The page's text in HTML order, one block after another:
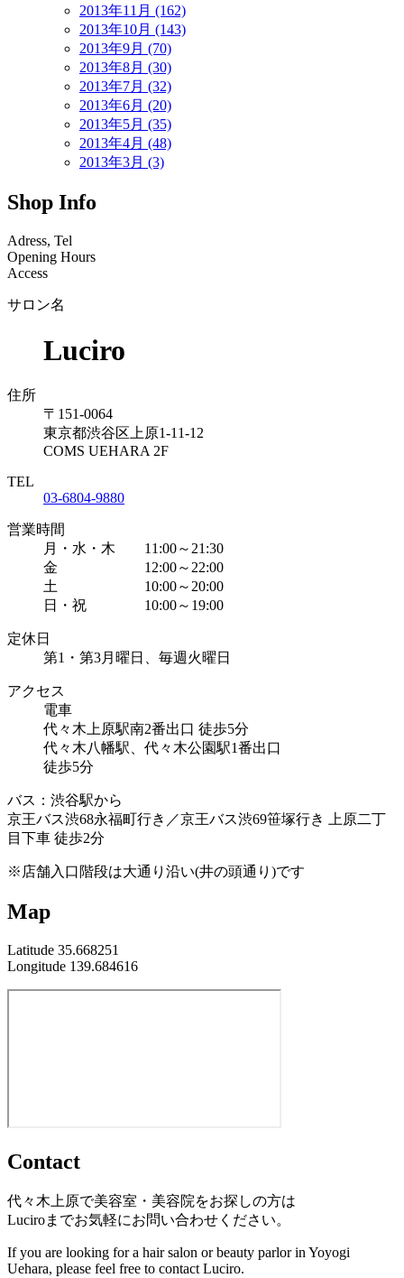
2013年11月 (162)
2013年10月 (143)
2013年9月 (70)
2013年8月 (30)
2013年7月 (32)
2013年6月 (20)
2013年5月 (35)
2013年4月 (48)
2013年3月 (3)
Shop Info
Adress, Tel
Opening Hours
Access
サロン名
Luciro
住所
〒151-0064
東京都渋谷区上原1-11-12
COMS UEHARA 2F
TEL
03-6804-9880
営業時間
月・水・木 11:00～21:30
金 12:00～22:00
土 10:00～20:00
日・祝 10:00～19:00
定休日
第1・第3月曜日、毎週火曜日
アクセス
電車
代々木上原駅南2番出口 徒歩5分
代々木八幡駅、代々木公園駅1番出口
徒歩5分
バス：渋谷駅から
京王バス渋68永福町行き／京王バス渋69笹塚行き 上原二丁
目下車 徒歩2分
※店舗入口階段は大通り沿い(井の頭通り)です
Map
Latitude 35.668251
Longitude 139.684616
Contact
代々木上原で美容室・美容院をお探しの方は
Luciroまでお気軽にお問い合わせください。
If you are looking for a hair salon or beauty parlor in Yoyogi
Uehara, please feel free to contact Luciro.